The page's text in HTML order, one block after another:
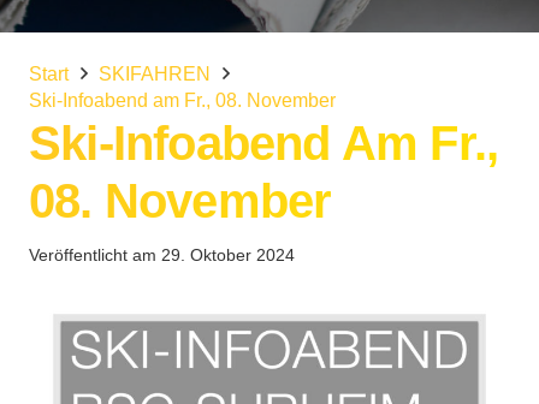
Start
SKIFAHREN
Ski-Infoabend am Fr., 08. November
Ski-Infoabend Am Fr.,
08. November
Veröffentlicht am 29. Oktober 2024